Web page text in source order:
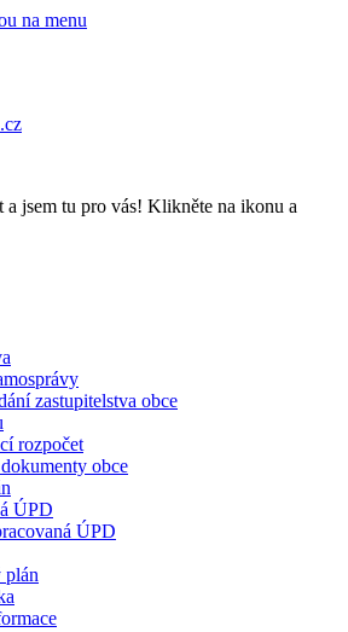
na menu
a jsem tu pro vás! Klikněte na ikonu a
zastupitelstva obce
rozpočet
obce
ÚPD
ÚPD
plán